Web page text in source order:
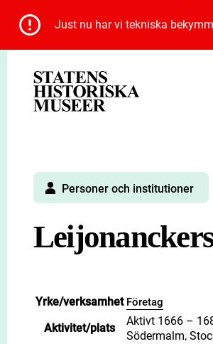
Just nu har vi tekniska
Personer och institutioner
Yrke/verksamhet Företag
Aktivitet/plats
Aktivt 1666 –
Södermalm,